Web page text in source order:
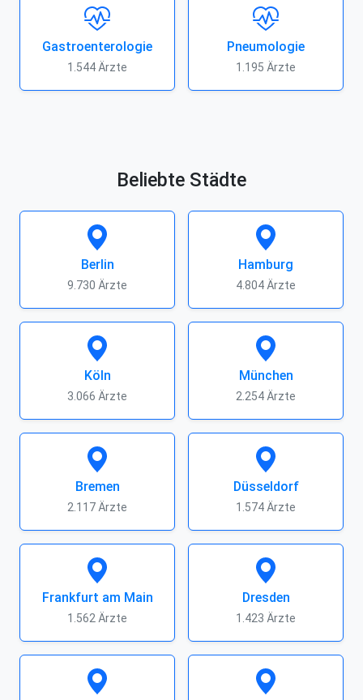
Gastroenterologie
1.544 Ärzte
Pneumologie
1.195 Ärzte
Beliebte Städte
Berlin
9.730 Ärzte
Hamburg
4.804 Ärzte
Köln
3.066 Ärzte
München
2.254 Ärzte
Bremen
2.117 Ärzte
Düsseldorf
1.574 Ärzte
Frankfurt am Main
1.562 Ärzte
Dresden
1.423 Ärzte